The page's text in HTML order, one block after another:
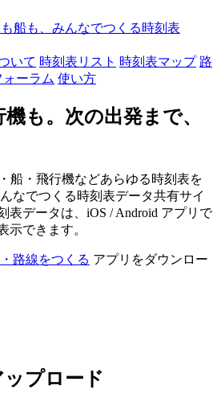
船も、みんなでつくる時刻表
いて 時刻表リスト 時刻表マップ 路
ォーラム 使い方
も。次の出発まで、
船・飛行機などあらゆる時刻表を
なでつくる時刻表データ共有サイ
表データは、iOS / Android アプリで
示できます。
路線をつくる アプリをダウンロー
プロード